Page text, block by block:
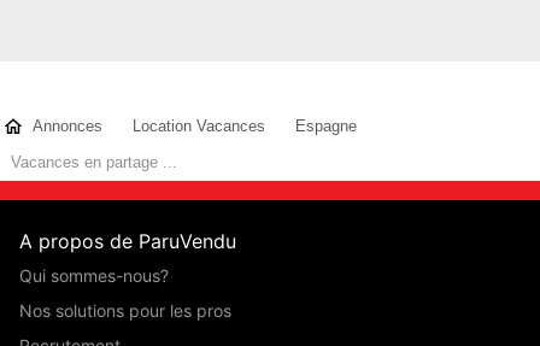
Annonces Location Vacances
Espagne
Vacances en partage ...
A propos de ParuVendu
Qui sommes-nous?
Nos solutions pour les pros